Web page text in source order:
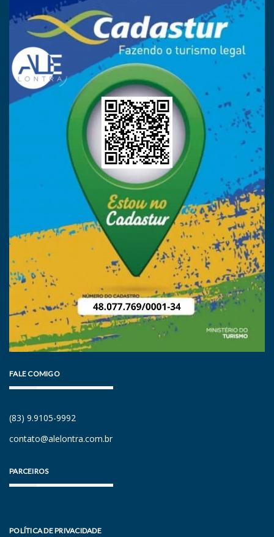
FALE COMIGO
(83) 9.9105-9992
contato@alelontra.com.br
PARCEIROS
POLÍTICA DE PRIVACIDADE